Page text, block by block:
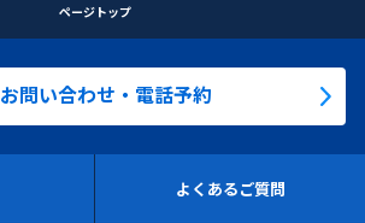
ページトップ
お問い合わせ・電話予約
よくあるご質問